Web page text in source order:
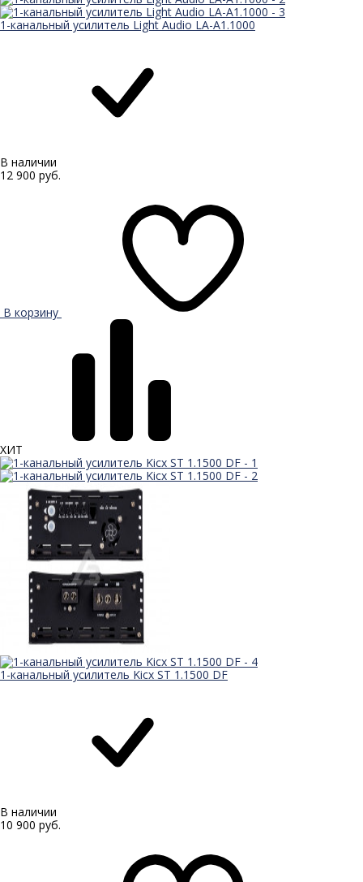
1-канальный усилитель Light Audio LA-A1.1000
В наличии
12 900 руб.
В корзину
ХИТ
1-канальный усилитель Kicx ST 1.1500 DF
В наличии
10 900 руб.